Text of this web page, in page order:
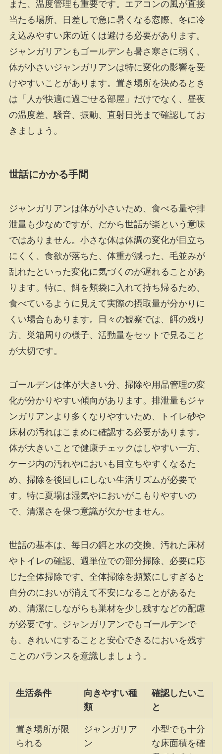
また、温度管理も重要です。エアコンの風が直接
当たる場所、日差しで急に暑くなる窓際、冬に冷
え込みやすい床の近くは避ける必要があります。
ジャンガリアンもゴールデンも暑さ寒さに弱く、
体が小さいジャンガリアンは特に変化の影響を受
けやすいことがあります。置き場所を決めるとき
は「人が快適に過ごせる部屋」だけでなく、昼夜
の温度差、騒音、振動、直射日光まで確認してお
きましょう。
世話にかかる手間
ジャンガリアンは体が小さいため、食べる量や排
泄量も少なめですが、だから世話が楽という意味
ではありません。小さな体は体調の変化が目立ち
にくく、食欲が落ちた、体重が減った、毛並みが
乱れたといった変化に気づくのが遅れることがあ
ります。特に、餌を頬袋に入れて持ち帰るため、
食べているように見えて実際の摂取量が分かりに
くい場合もあります。日々の観察では、餌の残り
方、巣箱周りの様子、活動量をセットで見ること
が大切です。
ゴールデンは体が大きい分、掃除や用品管理の変
化が分かりやすい傾向があります。排泄量もジャ
ンガリアンより多くなりやすいため、トイレ砂や
床材の汚れはこまめに確認する必要があります。
体が大きいことで健康チェックはしやすい一方、
ケージ内の汚れやにおいも目立ちやすくなるた
め、掃除を後回しにしない生活リズムが必要で
す。特に夏場は湿気やにおいがこもりやすいの
で、清潔さを保つ意識が欠かせません。
世話の基本は、毎日の餌と水の交換、汚れた床材
やトイレの確認、週単位での部分掃除、必要に応
じた全体掃除です。全体掃除を頻繁にしすぎると
自分のにおいが消えて不安になることがあるた
め、清潔にしながらも巣材を少し残すなどの配慮
が必要です。ジャンガリアンでもゴールデンで
も、きれいにすることと安心できるにおいを残す
ことのバランスを意識しましょう。
生活条件
向きやすい種
類
確認したいこ
と
置き場所が限
られる
ジャンガリア
ン
小型でも十分
な床面積を確